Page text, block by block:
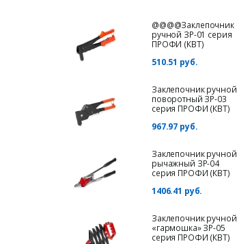
@@@@Заклепочник
ручной ЗР-01 серия
ПРОФИ (КВТ)
510.51 руб.
Заклепочник ручной
поворотный ЗР-03
серия ПРОФИ (КВТ)
967.97 руб.
Заклепочник ручной
рычажный ЗР-04
серия ПРОФИ (КВТ)
1406.41 руб.
Заклепочник ручной
«гармошка» ЗР-05
серия ПРОФИ (КВТ)